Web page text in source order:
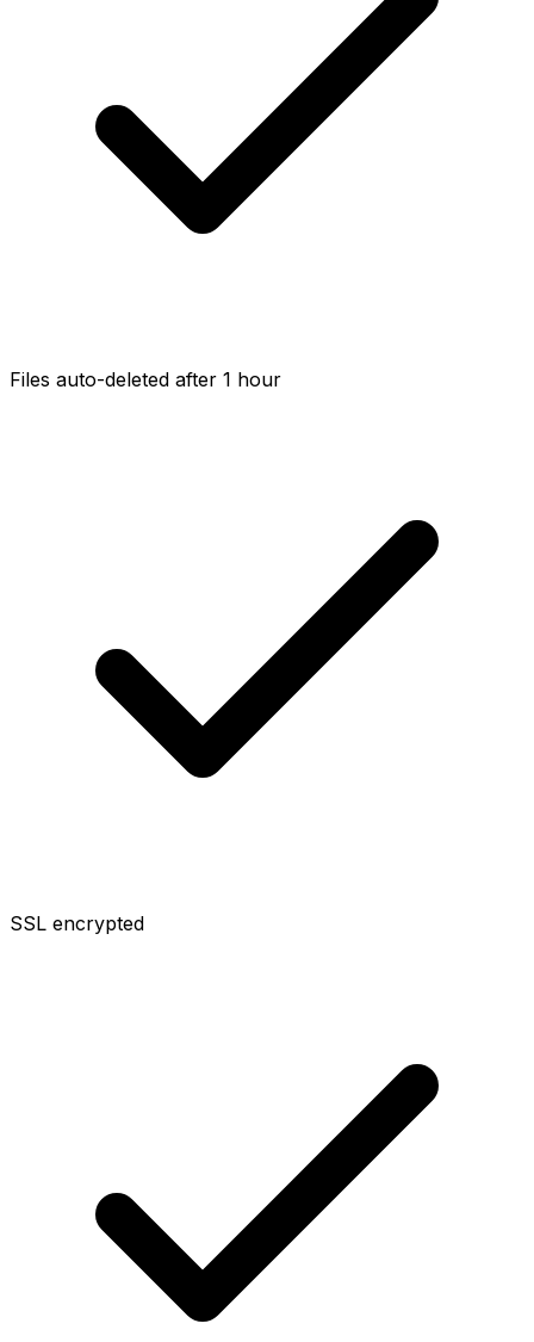
Files auto-deleted after 1 hour
SSL encrypted